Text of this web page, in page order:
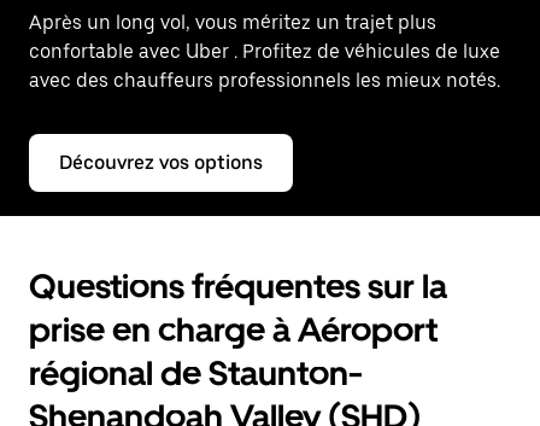
Après un long vol, vous méritez un trajet plus
confortable avec Uber . Profitez de véhicules de luxe
avec des chauffeurs professionnels les mieux notés.
Découvrez vos options
Questions fréquentes sur la
prise en charge à Aéroport
régional de Staunton-
Shenandoah Valley (SHD)